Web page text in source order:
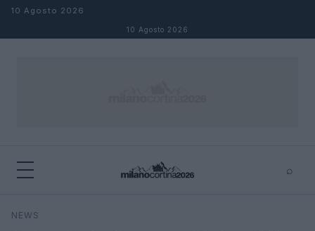
Salta al contenuto
10 Agosto 2026
10 Agosto 2026
⌕
Cerca
NEWS